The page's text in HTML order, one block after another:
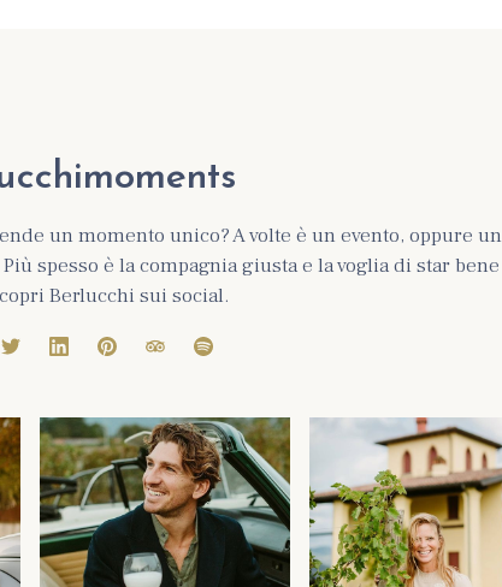
un momento unico? A volte è un evento, oppure un
spesso è la compagnia giusta e la voglia di star bene
Berlucchi sui social.